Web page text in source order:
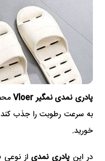
پادری نمدی نمگیر Vloer
به سرعت رطوبت را جذب
خورید.
در این پادری نمدی از